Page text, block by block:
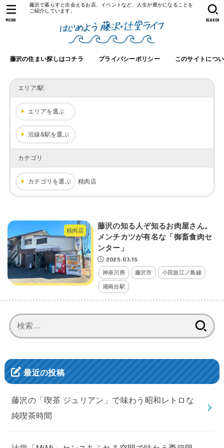
藤沢で暮らすと出会えるお店、イベントなど、人生が豊かになることを
ご紹介しています。
藤沢の住まい探しはコチラ プライバシーポリシー このサイトにつ
SEARCH
MENU
エリア/駅
エリアを選ぶ
沿線&駅を選ぶ
カテゴリ
カテゴリを選ぶ 精肉店
精肉店
藤沢の知る人ぞ知るお肉屋さん。
メンチカツが有名な「御畜食肉セ
ンター」
2025.03.15
神奈川県 藤沢市 小田急江ノ島線
湘南台駅
索:
最近の投稿
藤沢の「喫茶 ジュリアン」で味わう昭和レトロな
純喫茶時間